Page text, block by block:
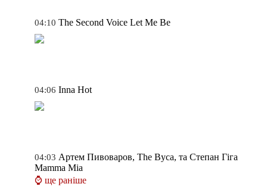
04:10 The Second Voice Let Me Be
04:06 Inna Hot
04:03 Артем Пивоваров, The Вуса, та Степан Гіга
Mamma Mia
⌚ ще раніше